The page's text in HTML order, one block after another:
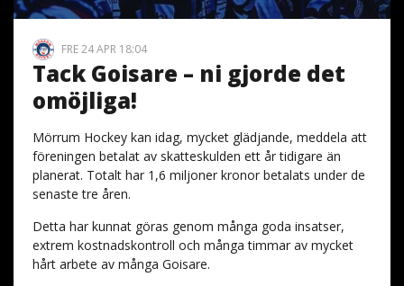
FRE 24 APR 18:04
Tack Goisare – ni gjorde det
omöjliga!
Mörrum Hockey kan idag, mycket glädjande, meddela att
föreningen betalat av skatteskulden ett år tidigare än
planerat. Totalt har 1,6 miljoner kronor betalats under de
senaste tre åren.
Detta har kunnat göras genom många goda insatser,
extrem kostnadskontroll och många timmar av mycket
hårt arbete av många Goisare.